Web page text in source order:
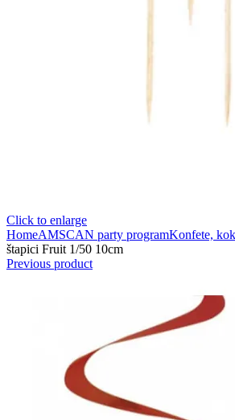
Click to enlarge
HomeAMSCAN party programKonfete,
štapici Fruit 1/50 10cm
Previous product